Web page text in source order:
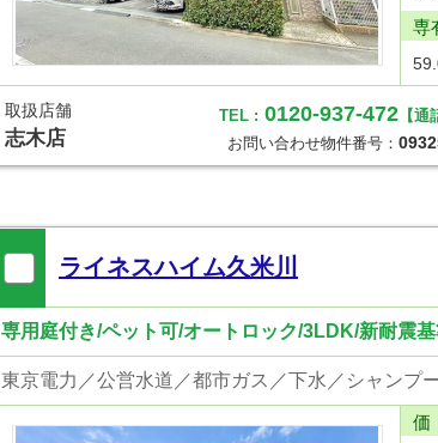
専
取扱店舗
志木店
TEL : 0120-937-472 【通
お問い合わせ物件番号：
ライネスハイム久米川
専用庭付き/ペット可/オートロック/3LDK/新耐震